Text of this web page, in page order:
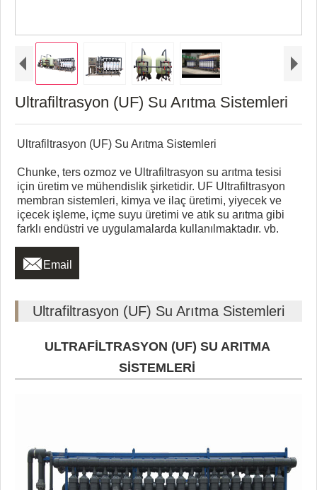
Ultrafiltrasyon (UF) Su Arıtma Sistemleri
Ultrafiltrasyon (UF) Su Arıtma Sistemleri
Chunke, ters ozmoz ve Ultrafiltrasyon su arıtma tesisi
için üretim ve mühendislik şirketidir. UF Ultrafiltrasyon
membran sistemleri, kimya ve ilaç üretimi, yiyecek ve
içecek işleme, içme suyu üretimi ve atık su arıtma gibi
farklı endüstri ve uygulamalarda kullanılmaktadır. vb.
 Email
Ultrafiltrasyon (UF) Su Arıtma Sistemleri
ULTRAFİLTRASYON (UF) SU ARITMA
SİSTEMLERİ